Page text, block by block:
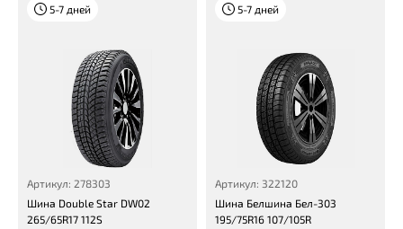
5-7 дней
Артикул: 278303
Шина Double Star DW02
265/65R17 112S
5-7 дней
Артикул: 322120
Шина Белшина Бел-303
195/75R16 107/105R